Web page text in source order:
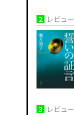
2 レビュー
3 レビュー